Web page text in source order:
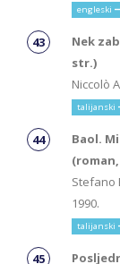
engleski
Nek
str.)
Niccolò
talijanski
Baol.
Stefano
1990.
talijanski